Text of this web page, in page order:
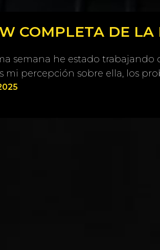
COMPLETA DE LA
semana he estado
mi percepción sobre ella, los